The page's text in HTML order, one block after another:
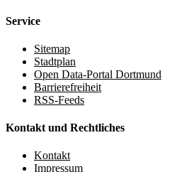
Service
Sitemap
Stadtplan
Open Data-Portal Dortmund
Barrierefreiheit
RSS-Feeds
Kontakt und Rechtliches
Kontakt
Impressum